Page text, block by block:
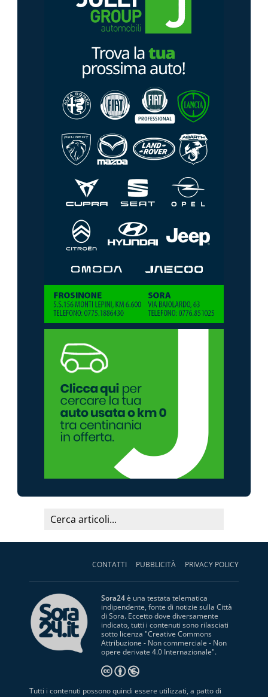
CONTATTI PUBBLICITÀ PRIVACY POLICY
Sora24è una testata telematica
indipendente, fonte di notizie sulla Città
di Sora. Eccetto dove diversamente
indicato, tutti i contenuti sono rilasciati
sotto licenza "Creative Commons
Attribuzione - Non commerciale - Non
opere derivate 4.0 Internazionale".
Tutti i contenuti possono quindi essere utilizzati, a patto di